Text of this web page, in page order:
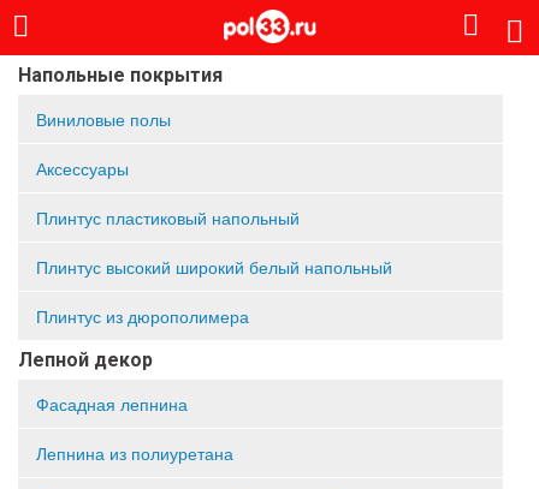
Напольные покрытия
Виниловые полы
Аксессуары
Плинтус пластиковый напольный
Плинтус высокий широкий белый напольный
Плинтус из дюрополимера
Лепной декор
Фасадная лепнина
Лепнина из полиуретана